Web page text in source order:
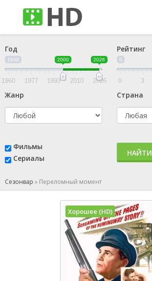
Год
1960 2000 2026
1960 1977 1993 2010 2026
Рейтинг
0
0 3
Жанр Страна
Фильмы
Сериалы
НАЙТИ
Сезонвар » Переломный момент
Хорошее (HD)